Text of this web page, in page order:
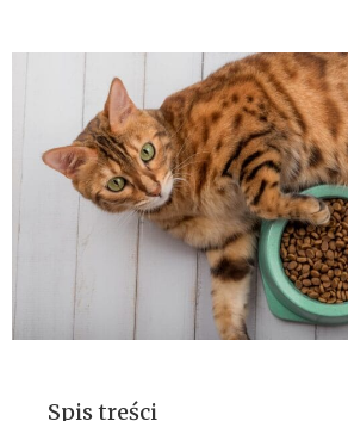
Spis treści